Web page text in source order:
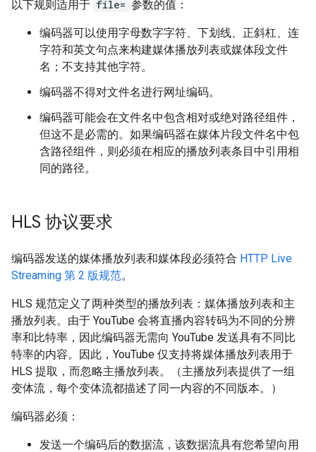
以下规则适用于 file= 参数的值：
编码器可以使用字母数字字符、下划线、正斜杠、连
字符和英文句点来构建媒体播放列表或媒体段文件
名；不支持其他字符。
编码器不得对文件名进行网址编码。
编码器可能会在文件名中包含相对或绝对路径组件，
但这不是必需的。如果编码器在媒体片段文件名中包
含路径组件，则必须在相应的播放列表条目中引用相
同的路径。
HLS 协议要求
编码器发送的媒体播放列表和媒体段必须符合 HTTP Live
Streaming 第 2 版规范。
HLS 规范定义了两种类型的播放列表：媒体播放列表和主
播放列表。由于 YouTube 会将直播内容转码为不同的分辨
率和比特率，因此编码器无需向 YouTube 发送具有不同比
特率的内容。因此，YouTube 仅支持将媒体播放列表用于
HLS 提取，而忽略主播放列表。（主播放列表提供了一组
变体流，每个变体流都描述了同一内容的不同版本。）
编码器必须：
发送一个编码后的数据流，该数据流具有您希望向用